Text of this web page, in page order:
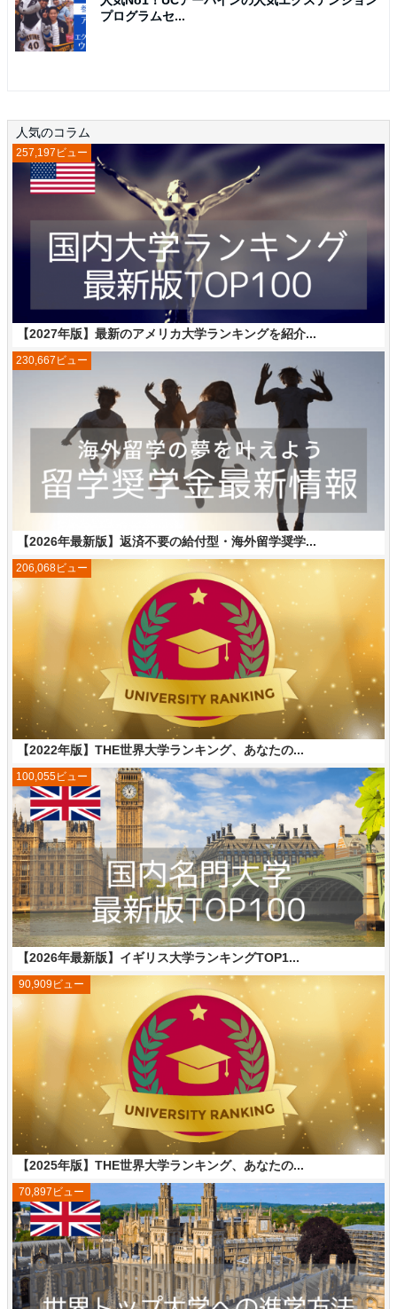
プログラムセ...
人気のコラム
【2027年版】最新のアメリカ大学ランキングを紹介...
257,197ビュー
【2026年最新版】返済不要の給付型・海外留学奨学...
230,667ビュー
【2022年版】THE世界大学ランキング、あなたの...
206,068ビュー
【2026年最新版】イギリス大学ランキングTOP1...
100,055ビュー
【2025年版】THE世界大学ランキング、あなたの...
90,909ビュー
70,897ビュー